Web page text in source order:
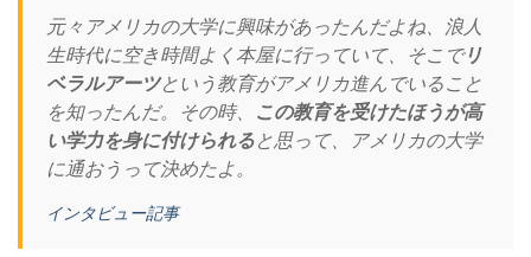
元々アメリカの大学に興味があったんだよね、浪人
生時代に空き時間よく本屋に行っていて、そこでリ
ベラルアーツという教育がアメリカ進んでいること
を知ったんだ。その時、 この教育を受けたほうが高
い学力を身に付けられると思って、アメリカの大学
に通おうって決めたよ。
インタビュー記事